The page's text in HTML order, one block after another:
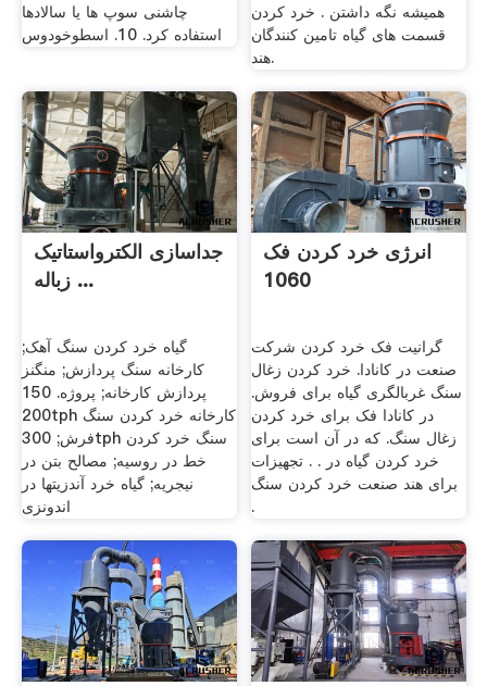
چاشنی سوپ ها یا سالادها
استفاده کرد. 10. اسطوخودوس
همیشه نگه داشتن . خرد کردن
قسمت های گیاه تامین کنندگان
هند.
جداسازی الکترواستاتیک
زباله ...
گیاه خرد کردن سنگ آهک;
کارخانه سنگ پردازش; منگنز
پردازش کارخانه; پروژه. 150
200tph کارخانه خرد کردن سنگ
فرش; 300tph سنگ خرد کردن
خط در روسیه; مصالح بتن در
نیجریه; گیاه خرد آندزيتها در
اندونزی
انرژی خرد کردن فک
1060
گرانیت فک خرد کردن شرکت
صنعت در کانادا. خرد کردن زغال
سنگ غربالگری گیاه برای فروش.
در کانادا فک برای خرد کردن
زغال سنگ. که در آن است برای
خرد کردن گیاه در . . تجهیزات
برای هند صنعت خرد کردن سنگ
.